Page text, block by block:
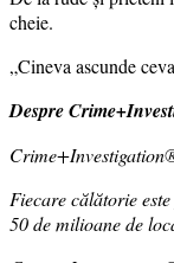
cheie.
„Cineva ascunde
Despre
Fiecare călătorie
50 de milioane de